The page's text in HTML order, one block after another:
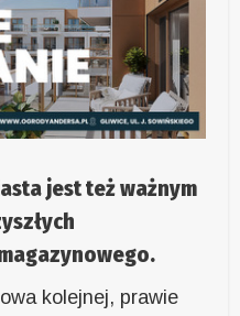
jest też ważnym
kolejnej, prawie